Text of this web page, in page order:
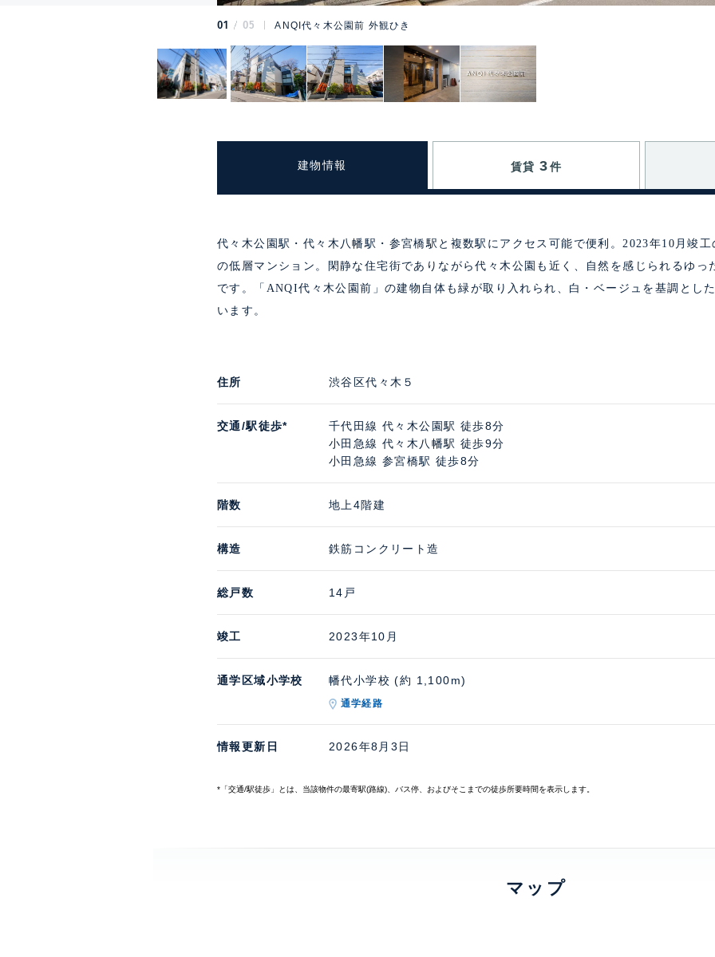
01 05 ANQI代々木公園前 外観ひき
建物情報 賃貸 3 件
代々木公園駅・代々木八幡駅・参宮橋駅と複数駅にアクセス可能で便利。2023年10月竣
の低層マンション。閑静な住宅街でありながら代々木公園も近く、自然を感じられるゆっ
です。「ANQI代々木公園前」の建物自体も緑が取り入れられ、白・ベージュを基調とし
います。
住所 渋谷区代々木５
交通/駅徒歩*
千代田線 代々木公園駅 徒歩8分
小田急線 代々木八幡駅 徒歩9分
小田急線 参宮橋駅 徒歩8分
階数 地上4階建
構造 鉄筋コンクリート造
総戸数 14戸
竣工 2023年10月
通学区域小学校 幡代小学校 (約 1,100m)
通学経路
情報更新日 2026年8月3日
*「交通/駅徒歩」とは、当該物件の最寄駅(路線)、バス停、およびそこまでの徒歩所要時間を表示します。
マップ